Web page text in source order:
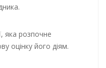
яка розпочне
оцінку його діям.